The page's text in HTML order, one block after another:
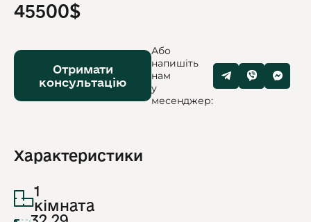
45500$
Отримати
консультацію
Або
напишіть
нам
у
месенджер:
Характеристики
1
кімната